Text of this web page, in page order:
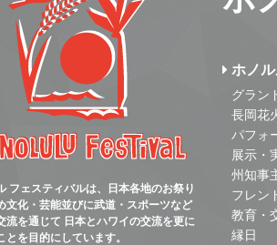
フェスティバルは、日本各地のお祭り
文化・芸能並びに武道・スポーツなど
流を通じて 日本とハワイの交流を更に
とを目的にしています。
ホノ
グラン
長岡花
パフォ
展示・
州知事
フレン
教育・
縁日